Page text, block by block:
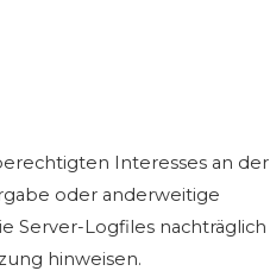
Interesses an der
oder anderweitige
Server-Logfiles nachträglich
hinweisen.